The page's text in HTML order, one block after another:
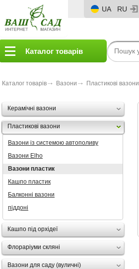
UA RU
Каталог товарів
Каталог товарів Вазони Пластикові вазони
Керамічні вазони
Пластикові вазони
Вазони із системою автополиву
Вазони Elho
Вазони пластик
Кашпо пластик
Балконні вазони
піддоні
Кашпо під орхідеї
Флораріуми скляні
Вазони для саду (вуличні)